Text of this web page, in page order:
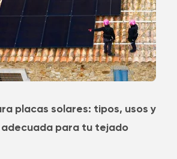
placas solares: tipos, usos y
para tu tejado